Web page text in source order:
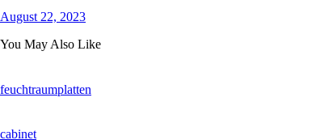
August 22, 2023
You May Also Like
feuchtraumplatten
cabinet